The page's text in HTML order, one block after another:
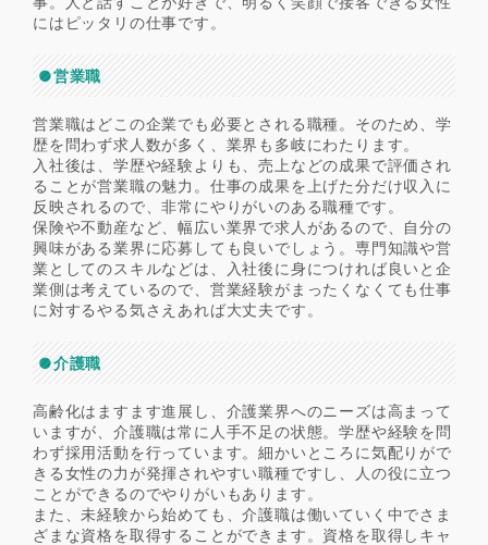
にはピッタリの仕事です。
●営業職
営業職はどこの企業でも必要とされる職種。そのため、学
歴を問わず求人数が多く、業界も多岐にわたります。
入社後は、学歴や経験よりも、売上などの成果で評価され
ることが営業職の魅力。仕事の成果を上げた分だけ収入に
反映されるので、非常にやりがいのある職種です。
保険や不動産など、幅広い業界で求人があるので、自分の
興味がある業界に応募しても良いでしょう。専門知識や営
業としてのスキルなどは、入社後に身につければ良いと企
業側は考えているので、営業経験がまったくなくても仕事
に対するやる気さえあれば大丈夫です。
●介護職
高齢化はますます進展し、介護業界へのニーズは高まって
いますが、介護職は常に人手不足の状態。学歴や経験を問
わず採用活動を行っています。細かいところに気配りがで
きる女性の力が発揮されやすい職種ですし、人の役に立つ
ことができるのでやりがいもあります。
また、未経験から始めても、介護職は働いていく中でさま
ざまな資格を取得することができます。資格を取得しキャ